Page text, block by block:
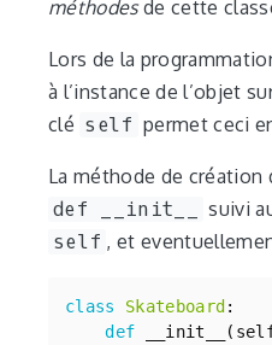
méthodesde cette
Lors de la
à l’instance de l’objet
clé self permet ceci
La méthode de création
def __init__ suivi
self , et
class Skateboard:
def
__init__ (